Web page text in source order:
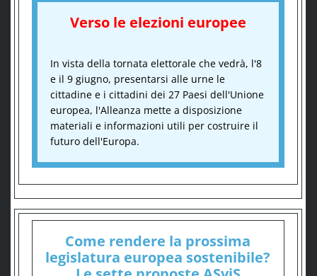
Verso le elezioni europee
In vista della tornata elettorale che vedrà, l'8
e il 9 giugno, presentarsi alle urne le
cittadine e i cittadini dei 27 Paesi dell'Unione
europea, l'Alleanza mette a disposizione
materiali e informazioni utili per costruire il
futuro dell'Europa.
Come rendere la prossima
legislatura europea sostenibile?